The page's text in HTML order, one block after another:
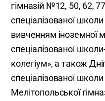
гімназій №12, 50, 62,
спеціалізованої
вивченням іноземної
спеціалізованої
колегіум», а також
спеціалізованої
Мелітопольської